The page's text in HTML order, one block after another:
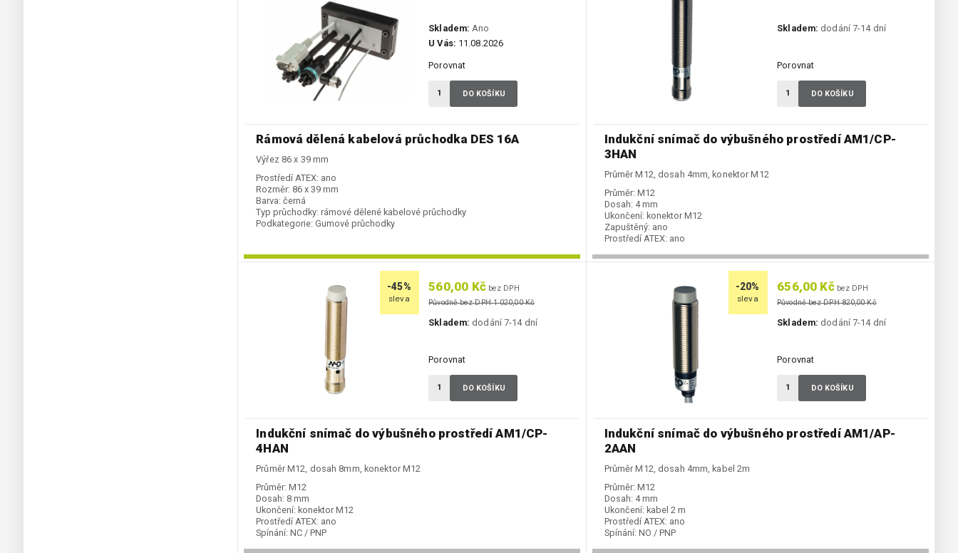
Rámová dělená kabelová průchodka DES 16A
Výřez 86 x 39 mm
Prostředí ATEX: ano
Rozměr: 86 x 39 mm
Barva: černá
Typ průchodky: rámové dělené kabelové průchodky
Podkategorie: Gumové průchodky
Skladem: Ano
U Vás: 11.08.2026
Porovnat
DO KOŠÍKU
Indukční snímač do výbušného prostředí AM1/CP-
3HAN
Průměr M12, dosah 4mm, konektor M12
Průměr: M12
Dosah: 4 mm
Ukončení: konektor M12
Zapuštěný: ano
Prostředí ATEX: ano
Podkategorie: Indukční snímače
Skladem: dodání 7-14 dní
Porovnat
DO KOŠÍKU
-45%
sleva
Indukční snímač do výbušného prostředí AM1/CP-
4HAN
Průměr M12, dosah 8mm, konektor M12
Průměr: M12
Dosah: 8 mm
Ukončení: konektor M12
Prostředí ATEX: ano
Spínání: NC / PNP
560,00 Kčbez DPH
Původně bez DPH 1 020,00 Kč
Skladem: dodání 7-14 dní
Porovnat
DO KOŠÍKU
-20%
sleva
Indukční snímač do výbušného prostředí AM1/AP-
2AAN
Průměr M12, dosah 4mm, kabel 2m
Průměr: M12
Dosah: 4 mm
Ukončení: kabel 2 m
Prostředí ATEX: ano
Spínání: NO / PNP
656,00 Kčbez DPH
Původně bez DPH 820,00 Kč
Skladem: dodání 7-14 dní
Porovnat
DO KOŠÍKU